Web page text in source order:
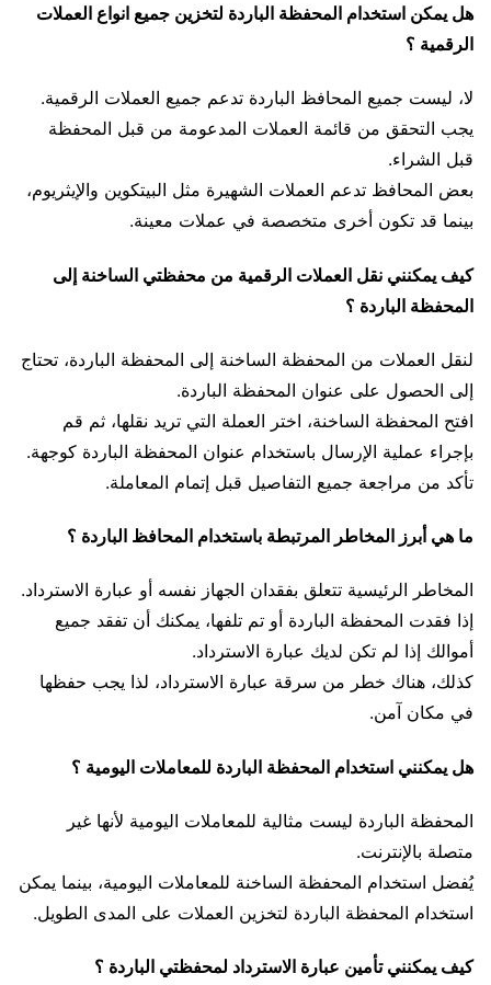
هل يمكن استخدام المحفظة الباردة لتخزين جميع انواع العملات
الرقمية ؟
لا، ليست جميع المحافظ الباردة تدعم جميع العملات الرقمية.
يجب التحقق من قائمة العملات المدعومة من قبل المحفظة
قبل الشراء.
بعض المحافظ تدعم العملات الشهيرة مثل البيتكوين والإيثريوم،
بينما قد تكون أخرى متخصصة في عملات معينة.
كيف يمكنني نقل العملات الرقمية من محفظتي الساخنة إلى
المحفظة الباردة ؟
لنقل العملات من المحفظة الساخنة إلى المحفظة الباردة، تحتاج
إلى الحصول على عنوان المحفظة الباردة.
افتح المحفظة الساخنة، اختر العملة التي تريد نقلها، ثم قم
بإجراء عملية الإرسال باستخدام عنوان المحفظة الباردة كوجهة.
تأكد من مراجعة جميع التفاصيل قبل إتمام المعاملة.
ما هي أبرز المخاطر المرتبطة باستخدام المحافظ الباردة ؟
المخاطر الرئيسية تتعلق بفقدان الجهاز نفسه أو عبارة الاسترداد.
إذا فقدت المحفظة الباردة أو تم تلفها، يمكنك أن تفقد جميع
أموالك إذا لم تكن لديك عبارة الاسترداد.
كذلك، هناك خطر من سرقة عبارة الاسترداد، لذا يجب حفظها
في مكان آمن.
هل يمكنني استخدام المحفظة الباردة للمعاملات اليومية ؟
المحفظة الباردة ليست مثالية للمعاملات اليومية لأنها غير
متصلة بالإنترنت.
يُفضل استخدام المحفظة الساخنة للمعاملات اليومية، بينما يمكن
استخدام المحفظة الباردة لتخزين العملات على المدى الطويل.
كيف يمكنني تأمين عبارة الاسترداد لمحفظتي الباردة ؟